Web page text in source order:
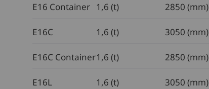
E16 Container 1,6 (t) 2850 (mm)
E16C 1,6 (t) 3050 (mm)
E16C Container1,6 (t) 2850 (mm)
E16L 1,6 (t) 3050 (mm)